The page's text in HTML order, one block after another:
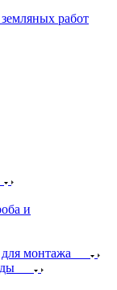
работ
и
монтажа